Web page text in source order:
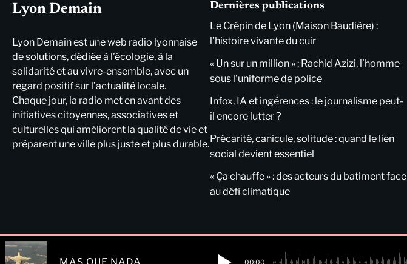
Lyon Demain
Lyon Demain est une web radio lyonnaise
de solutions, dédiée à l’écologie, à la
solidarité et au vivre-ensemble, avec un
regard positif sur l’actualité locale.
Chaque jour, la radio met en avant des
initiatives citoyennes, associatives et
culturelles qui améliorent la qualité de vie et
préparent une ville plus juste et plus durable.
Dernières publications
Le Crépin de Lyon (Maison Baudière) :
l’histoire vivante du cuir
« Un sur un million » : Rachid Azizi, l’homme
sous l’uniforme de police
Infox, IA et ingérences : le journalisme peut-
il encore lutter ?
Précarité, canicule, solitude : quand le lien
social devient essentiel
« Ça chauffe » : des acteurs du batiment face
au défi climatique
00:00